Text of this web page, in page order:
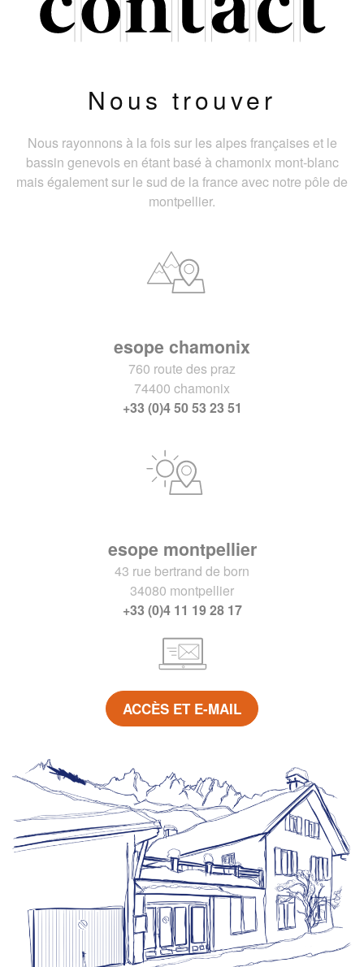
Nous trouver
Nous rayonnons à la fois sur les alpes françaises et le
bassin genevois en étant basé à chamonix mont-blanc
mais également sur le sud de la france avec notre pôle de
montpellier.
esope chamonix
760 route des praz
74400 chamonix
+33 (0)4 50 53 23 51
esope montpellier
43 rue bertrand de born
34080 montpellier
+33 (0)4 11 19 28 17
ACCÈS ET E-MAIL